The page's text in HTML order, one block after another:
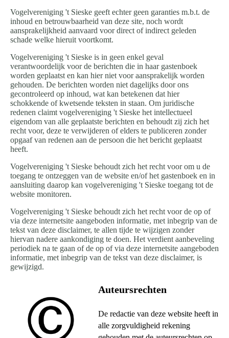
Vogelvereniging 't Sieske geeft echter geen garanties m.b.t. de
inhoud en betrouwbaarheid van deze site, noch wordt
aansprakelijkheid aanvaard voor direct of indirect geleden
schade welke hieruit voortkomt.
Vogelvereniging 't Sieske is in geen enkel geval
verantwoordelijk voor de berichten die in haar gastenboek
worden geplaatst en kan hier niet voor aansprakelijk worden
gehouden. De berichten worden niet dagelijks door ons
gecontroleerd op inhoud, wat kan betekenen dat hier
schokkende of kwetsende teksten in staan. Om juridische
redenen claimt vogelvereniging 't Sieske het intellectueel
eigendom van alle geplaatste berichten en behoudt zij zich het
recht voor, deze te verwijderen of elders te publiceren zonder
opgaaf van redenen aan de persoon die het bericht geplaatst
heeft.
Vogelvereniging 't Sieske behoudt zich het recht voor om u de
toegang te ontzeggen van de website en/of het gastenboek en in
aansluiting daarop kan vogelvereniging 't Sieske toegang tot de
website monitoren.
Vogelvereniging 't Sieske behoudt zich het recht voor de op of
via deze internetsite aangeboden informatie, met inbegrip van de
tekst van deze disclaimer, te allen tijde te wijzigen zonder
hiervan nadere aankondiging te doen. Het verdient aanbeveling
periodiek na te gaan of de op of via deze internetsite aangeboden
informatie, met inbegrip van de tekst van deze disclaimer, is
gewijzigd.
Auteursrechten
De redactie van deze website heeft in
alle zorgvuldigheid rekening